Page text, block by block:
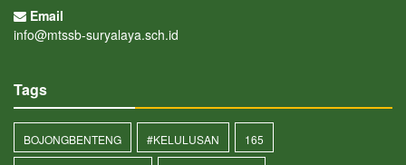
Email
info@mtssb-suryalaya.sch.id
Tags
BOJONGBENTENG #KELULUSAN 165